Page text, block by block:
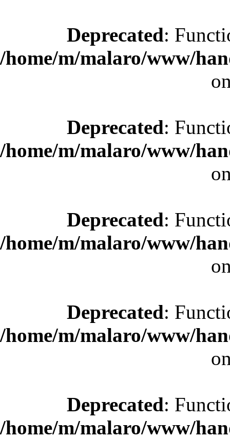
Deprecated:
/home/m/malaro/www/
Deprecated:
/home/m/malaro/www/
Deprecated:
/home/m/malaro/www/
Deprecated:
/home/m/malaro/www/
Deprecated:
/home/m/malaro/www/